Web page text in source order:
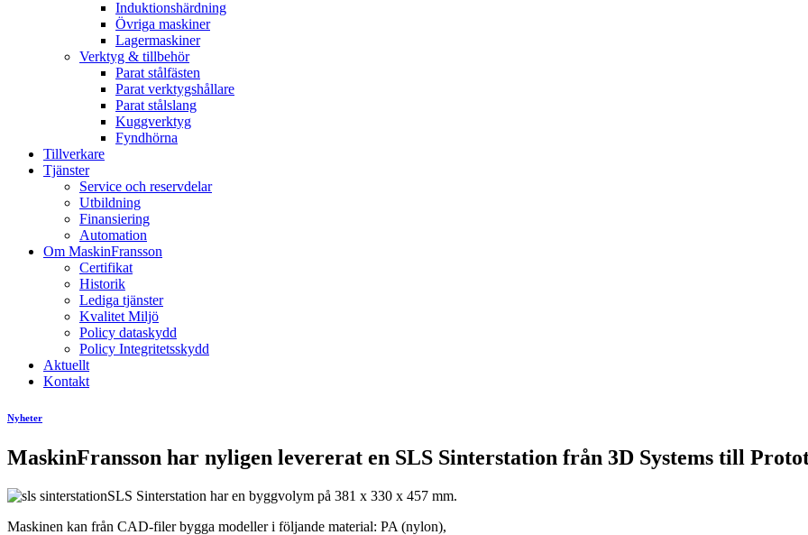
Induktionshärdning
Övriga maskiner
Lagermaskiner
Verktyg & tillbehör
Parat stålfästen
Parat verktygshållare
Parat stålslang
Kuggverktyg
Fyndhörna
Tillverkare
Tjänster
Service och reservdelar
Utbildning
Finansiering
Automation
Om MaskinFransson
Certifikat
Historik
Lediga tjänster
Kvalitet Miljö
Policy dataskydd
Policy Integritetsskydd
Aktuellt
Kontakt
Nyheter
MaskinFransson har nyligen levererat en SLS Sinterstation från 3D Systems till
SLS Sinterstation har en byggvolym på 381 x 330 x 457 mm.
Maskinen kan från CAD-filer bygga modeller i följande material: PA (nylon),